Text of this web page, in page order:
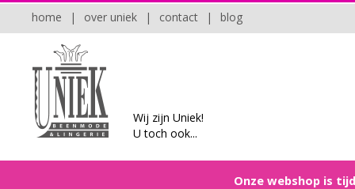
blog
|
contact
|
over uniek
|
home
Wij zijn Uniek!
U toch ook...
Onze webshop is